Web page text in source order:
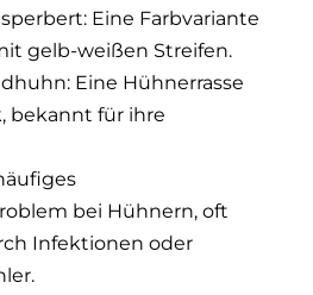
Eine Farbvariante
gelb-weißen Streifen.
Eine Hühnerrasse
bekannt für ihre
bei Hühnern, oft
Infektionen oder